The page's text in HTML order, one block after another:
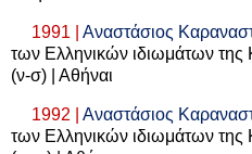
1991 | Αναστάσιος
των Ελληνικών ιδιωμάτων της
(ν-σ) | Αθήναι
1992 | Αναστάσιος
των Ελληνικών ιδιωμάτων της